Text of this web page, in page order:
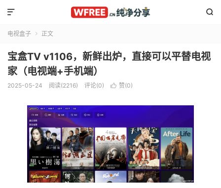


电视盒子  正文
宝盒TV v1106，新鲜出炉，直接可以平替电视
家（电视端+手机端）
2025-05-24 阅读(2216) 评论(0)  赞(0)